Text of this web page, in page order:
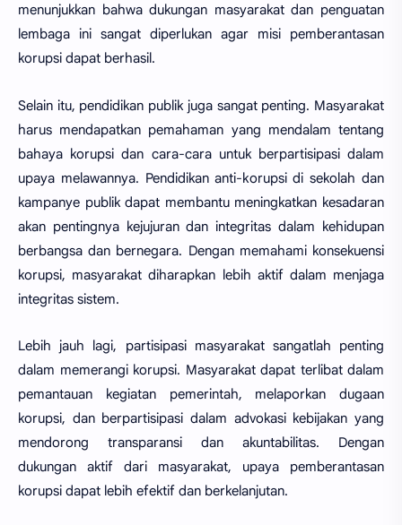
menunjukkan bahwa dukungan masyarakat dan penguatan
lembaga ini sangat diperlukan agar misi pemberantasan
korupsi dapat berhasil.
Selain itu, pendidikan publik juga sangat penting. Masyarakat
harus mendapatkan pemahaman yang mendalam tentang
bahaya korupsi dan cara-cara untuk berpartisipasi dalam
upaya melawannya. Pendidikan anti-korupsi di sekolah dan
kampanye publik dapat membantu meningkatkan kesadaran
akan pentingnya kejujuran dan integritas dalam kehidupan
berbangsa dan bernegara. Dengan memahami konsekuensi
korupsi, masyarakat diharapkan lebih aktif dalam menjaga
integritas sistem.
Lebih jauh lagi, partisipasi masyarakat sangatlah penting
dalam memerangi korupsi. Masyarakat dapat terlibat dalam
pemantauan kegiatan pemerintah, melaporkan dugaan
korupsi, dan berpartisipasi dalam advokasi kebijakan yang
mendorong transparansi dan akuntabilitas. Dengan
dukungan aktif dari masyarakat, upaya pemberantasan
korupsi dapat lebih efektif dan berkelanjutan.